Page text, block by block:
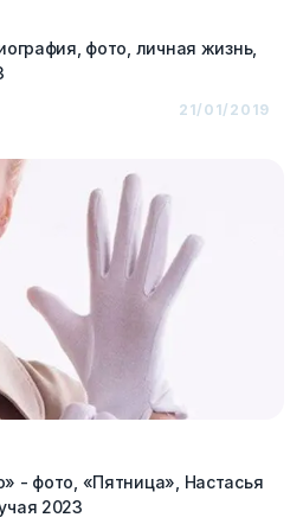
фото, личная жизнь,
21/01/2019
- фото, «Пятница», Настасья
2023